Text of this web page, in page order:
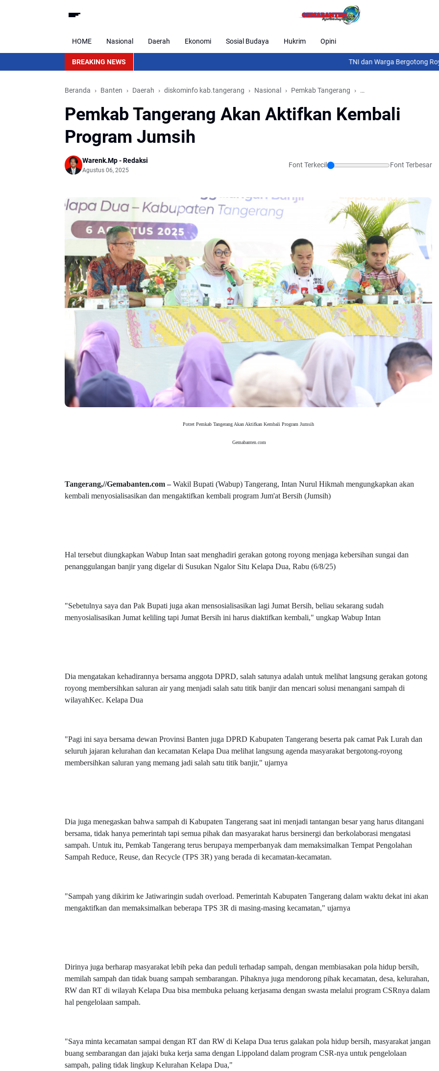
HOME Nasional Daerah Ekonomi Sosial Budaya Hukrim Opini
BREAKING NEWS TNI dan Warga Bergotong Royong
Beranda Banten Daerah diskominfo kab.tangerang Nasional Pemkab Tangerang Pemkab Tangerang
Pemkab Tangerang Akan Aktifkan Kembali
Program Jumsih
Warenk.Mp - Redaksi
Agustus 06, 2025
Font Terkecil Font Terbesar
Potret Pemkab Tangerang Akan Aktifkan Kembali Program Jumsih
Gemabanten.com
Tangerang,//Gemabanten.com –Wakil Bupati (Wabup) Tangerang, Intan Nurul Hikmah mengungkapkan akan
kembali menyosialisasikan dan mengaktifkan kembali program Jum'at Bersih (Jumsih)
Hal tersebut diungkapkan Wabup Intan saat menghadiri gerakan gotong royong menjaga kebersihan sungai dan
penanggulangan banjir yang digelar di Susukan Ngalor Situ Kelapa Dua, Rabu (6/8/25)
"Sebetulnya saya dan Pak Bupati juga akan mensosialisasikan lagi Jumat Bersih, beliau sekarang sudah
menyosialisasikan Jumat keliling tapi Jumat Bersih ini harus diaktifkan kembali," ungkap Wabup Intan
Dia mengatakan kehadirannya bersama anggota DPRD, salah satunya adalah untuk melihat langsung gerakan gotong
royong membersihkan saluran air yang menjadi salah satu titik banjir dan mencari solusi menangani sampah di
wilayahKec. Kelapa Dua
"Pagi ini saya bersama dewan Provinsi Banten juga DPRD Kabupaten Tangerang beserta pak camat Pak Lurah dan
seluruh jajaran kelurahan dan kecamatan Kelapa Dua melihat langsung agenda masyarakat bergotong-royong
membersihkan saluran yang memang jadi salah satu titik banjir," ujarnya
Dia juga menegaskan bahwa sampah di Kabupaten Tangerang saat ini menjadi tantangan besar yang harus ditangani
bersama, tidak hanya pemerintah tapi semua pihak dan masyarakat harus bersinergi dan berkolaborasi mengatasi
sampah. Untuk itu, Pemkab Tangerang terus berupaya memperbanyak dam memaksimalkan Tempat Pengolahan
Sampah Reduce, Reuse, dan Recycle (TPS 3R) yang berada di kecamatan-kecamatan.
"Sampah yang dikirim ke Jatiwaringin sudah overload. Pemerintah Kabupaten Tangerang dalam waktu dekat ini akan
mengaktifkan dan memaksimalkan beberapa TPS 3R di masing-masing kecamatan," ujarnya
Dirinya juga berharap masyarakat lebih peka dan peduli terhadap sampah, dengan membiasakan pola hidup bersih,
memilah sampah dan tidak buang sampah sembarangan. Pihaknya juga mendorong pihak kecamatan, desa, kelurahan,
RW dan RT di wilayah Kelapa Dua bisa membuka peluang kerjasama dengan swasta melalui program CSRnya dalam
hal pengelolaan sampah.
"Saya minta kecamatan sampai dengan RT dan RW di Kelapa Dua terus galakan pola hidup bersih, masyarakat jangan
buang sembarangan dan jajaki buka kerja sama dengan Lippoland dalam program CSR-nya untuk pengelolaan
sampah, paling tidak lingkup Kelurahan Kelapa Dua,"